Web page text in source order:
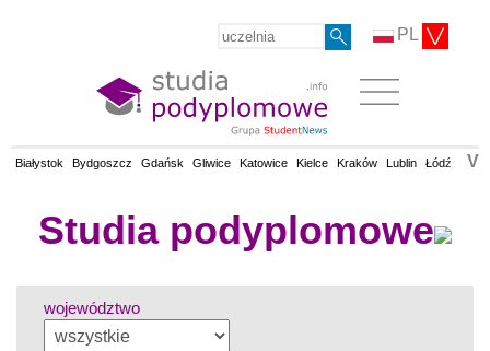
PL
Białystok Bydgoszcz Gdańsk Gliwice Katowice Kielce Kraków Lublin Łódź V
Studia podyplomowe
województwo